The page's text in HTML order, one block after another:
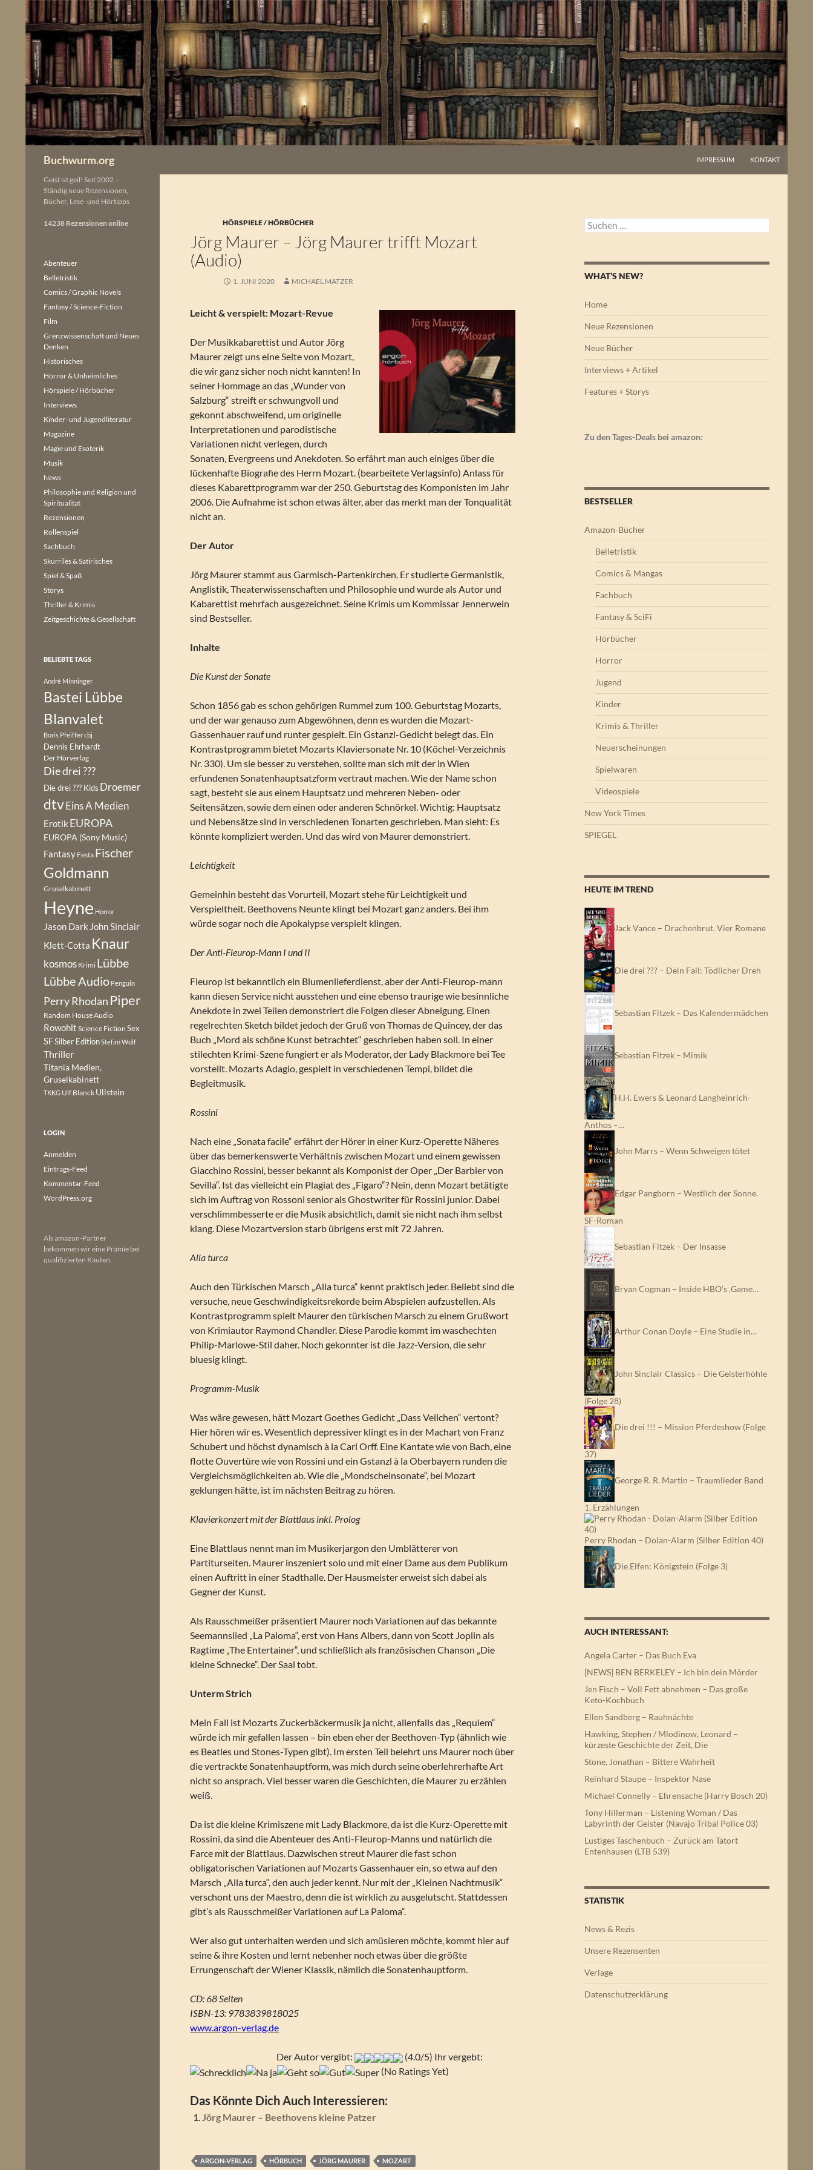
springen
Buchwurm.org IMPRESSUM KONTAKT
HÖRSPIELE / HÖRBÜCHER
Jörg Maurer – Jörg Maurer trifft Mozart
(Audio)
1. JUNI 2020 MICHAEL MATZER
Leicht & verspielt: Mozart-Revue
Der Musikkabarettist und Autor Jörg
Maurer zeigt uns eine Seite von Mozart,
die wir ganz sicher noch nicht kannten! In
seiner Hommage an das „Wunder von
Salzburg“ streift er schwungvoll und
gekonnt abschweifend, um originelle
Interpretationen und parodistische
Variationen nicht verlegen, durch
Sonaten, Evergreens und Anekdoten. So erfährt man auch einiges über die
lückenhafte Biografie des Herrn Mozart. (bearbeitete Verlagsinfo) Anlass für
dieses Kabarettprogramm war der 250. Geburtstag des Komponisten im Jahr
2006. Die Aufnahme ist schon etwas älter, aber das merkt man der Tonqualität
nicht an.
Der Autor
Jörg Maurer stammt aus Garmisch-Partenkirchen. Er studierte Germanistik,
Anglistik, Theaterwissenschaften und Philosophie und wurde als Autor und
Kabarettist mehrfach ausgezeichnet. Seine Krimis um Kommissar Jennerwein
sind Bestseller.
Inhalte
Die Kunst der Sonate
Schon 1856 gab es schon gehörigen Rummel zum 100. Geburtstag Mozarts,
und der war genauso zum Abgewöhnen, denn es wurden die Mozart-
Gassenhauer rauf und runter gespielt. Ein Gstanzl-Gedicht belegt das. Ein
Kontrastprogramm bietet Mozarts Klaviersonate Nr. 10 (Köchel-Verzeichnis
Nr. 330). Um sie besser zu verstehen, sollte man sich mit der in Wien
erfundenen Sonatenhauptsatzform vertraut machen. Wie der Name schon
sagt, besteht sie aus einem Hauptsatz und mehreren Neben- oder
Seitensätzen, sowie dem einen oder anderen Schnörkel. Wichtig: Hauptsatz
und Nebensätze sind in verschiedenen Tonarten geschrieben. Man sieht: Es
könnte kompliziert werden. Und das wird von Maurer demonstriert.
Leichtigkeit
Gemeinhin besteht das Vorurteil, Mozart stehe für Leichtigkeit und
Verspieltheit. Beethovens Neunte klingt bei Mozart ganz anders. Bei ihm
würde sogar noch die Apokalypse verspielt klingen.
Der Anti-Fleurop-Mann I und II
Fleurop ist bekanntlich ein Blumenlieferdienst, aber der Anti-Fleurop-mann
kann diesen Service nicht ausstehen und eine ebenso traurige wie besinnliche
Anekdote in zwei Teilen demonstriert die Folgen dieser Abneigung. Einen
regelrechten Sketch bildet jedoch der Gruß von Thomas de Quincey, der das
Buch „Mord als schöne Kunst betrachtet“ geschrieben haben soll. In einer
stilechten Krimi-Szene fungiert er als Moderator, der Lady Blackmore bei Tee
vorstellt. Mozarts Adagio, gespielt in verschiedenen Tempi, bildet die
Begleitmusik.
Rossini
Nach eine „Sonata facile“ erfährt der Hörer in einer Kurz-Operette Näheres
über das bemerkenswerte Verhältnis zwischen Mozart und einem gewissen
Giacchino Rossini, besser bekannt als Komponist der Oper „Der Barbier von
Sevilla“. Ist das vielleicht ein Plagiat des „Figaro“? Nein, denn Mozart betätigte
sich im Auftrag von Rossoni senior als Ghostwriter für Rossini junior. Dabei
verschlimmbesserte er die Musik absichtlich, damit sie nicht nach ihm selbst
klang. Diese Mozartversion starb übrigens erst mit 72 Jahren.
Alla turca
Auch den Türkischen Marsch „Alla turca“ kennt praktisch jeder. Beliebt sind die
versuche, neue Geschwindigkeitsrekorde beim Abspielen aufzustellen. Als
Kontrastprogramm spielt Maurer den türkischen Marsch zu einem Grußwort
von Krimiautor Raymond Chandler. Diese Parodie kommt im waschechten
Philip-Marlowe-Stil daher. Noch gekonnter ist die Jazz-Version, die sehr
bluesig klingt.
Programm-Musik
Was wäre gewesen, hätt Mozart Goethes Gedicht „Dass Veilchen“ vertont?
Hier hören wir es. Wesentlich depressiver klingt es in der Machart von Franz
Schubert und höchst dynamisch à la Carl Orff. Eine Kantate wie von Bach, eine
flotte Ouvertüre wie von Rossini und ein Gstanzl à la Oberbayern runden die
Vergleichsmöglichkeiten ab. Wie die „Mondscheinsonate“, bei Mozart
geklungen hätte, ist im nächsten Beitrag zu hören.
Klavierkonzert mit der Blattlaus inkl. Prolog
Eine Blattlaus nennt man im Musikerjargon den Umblätterer von
Partiturseiten. Maurer inszeniert solo und mit einer Dame aus dem Publikum
einen Auftritt in einer Stadthalle. Der Hausmeister erweist sich dabei als
Gegner der Kunst.
Als Rausschmeißer präsentiert Maurer noch Variationen auf das bekannte
Seemannslied „La Paloma“, erst von Hans Albers, dann von Scott Joplin als
Ragtime „The Entertainer“, und schließlich als französischen Chanson „Die
kleine Schnecke“. Der Saal tobt.
Unterm Strich
Mein Fall ist Mozarts Zuckerbäckermusik ja nicht, allenfalls das „Requiem“
würde ich mir gefallen lassen – bin eben eher der Beethoven-Typ (ähnlich wie
es Beatles und Stones-Typen gibt). Im ersten Teil belehrt uns Maurer noch über
die vertrackte Sonatenhauptform, was mich durch seine oberlehrerhafte Art
nicht so ansprach. Viel besser waren die Geschichten, die Maurer zu erzählen
weiß.
Da ist die kleine Krimiszene mit Lady Blackmore, da ist die Kurz-Operette mit
Rossini, da sind die Abenteuer des Anti-Fleurop-Manns und natürlich die
Farce mit der Blattlaus. Dazwischen streut Maurer die fast schon
obligatorischen Variationen auf Mozarts Gassenhauer ein, so etwa auf den
Marsch „Alla turca“, den auch jeder kennt. Nur mit der „Kleinen Nachtmusik“
verschont uns der Maestro, denn die ist wirklich zu ausgelutscht. Stattdessen
gibt’s als Rausschmeißer Variationen auf La Paloma“.
Wer also gut unterhalten werden und sich amüsieren möchte, kommt hier auf
seine & ihre Kosten und lernt nebenher noch etwas über die größte
Errungenschaft der Wiener Klassik, nämlich die Sonatenhauptform.
CD: 68 Seiten
ISBN-13: 9783839818025
www.argon-verlag.de
Der Autor vergibt:
(4.0/5) Ihr vergebt:
(No Ratings Yet)
Das Könnte Dich Auch Interessieren:
Jörg Maurer – Beethovens kleine Patzer
ARGON-VERLAG HÖRBUCH JÖRG MAURER MOZART
Suchen
nach:
WHAT’S NEW?
Home
Neue Rezensionen
Neue Bücher
Interviews + Artikel
Features + Storys
Zu den Tages-Deals bei amazon:
BESTSELLER
Amazon-Bücher
Belletristik
Comics & Mangas
Fachbuch
Fantasy & SciFi
Hörbücher
Horror
Jugend
Kinder
Krimis & Thriller
Neuerscheinungen
Spielwaren
Videospiele
New York Times
SPIEGEL
HEUTE IM TREND
Jack Vance – Drachenbrut. Vier Romane
Die drei ??? – Dein Fall: Tödlicher Dreh
Sebastian Fitzek – Das Kalendermädchen
Sebastian Fitzek – Mimik
H.H. Ewers & Leonard Langheinrich-
Anthos –…
John Marrs – Wenn Schweigen tötet
Edgar Pangborn – Westlich der Sonne.
SF-Roman
Sebastian Fitzek – Der Insasse
Bryan Cogman – Inside HBO’s ‚Game…
Arthur Conan Doyle – Eine Studie in…
John Sinclair Classics – Die Geisterhöhle
(Folge 28)
Die drei !!! – Mission Pferdeshow (Folge
37)
George R. R. Martin – Traumlieder Band
1. Erzählungen
Perry Rhodan – Dolan-Alarm (Silber Edition 40)
Die Elfen: Königstein (Folge 3)
AUCH INTERESSANT:
Angela Carter – Das Buch Eva
[NEWS] BEN BERKELEY – Ich bin dein Mörder
Jen Fisch – Voll Fett abnehmen – Das große
Keto-Kochbuch
Ellen Sandberg – Rauhnächte
Hawking, Stephen / Mlodinow, Leonard –
kürzeste Geschichte der Zeit, Die
Stone, Jonathan – Bittere Wahrheit
Reinhard Staupe – Inspektor Nase
Michael Connelly – Ehrensache (Harry Bosch 20)
Tony Hillerman – Listening Woman / Das
Labyrinth der Geister (Navajo Tribal Police 03)
Lustiges Taschenbuch – Zurück am Tatort
Entenhausen (LTB 539)
STATISTIK
News & Rezis
Unsere Rezensenten
Verlage
Datenschutzerklärung
Geist ist geil! Seit 2002 –
Ständig neue Rezensionen,
Bücher, Lese- und Hörtipps
14238 Rezensionen online
Abenteuer
Belletristik
Comics / Graphic Novels
Fantasy / Science-Fiction
Film
Grenzwissenschaft und Neues
Denken
Historisches
Horror & Unheimliches
Hörspiele / Hörbücher
Interviews
Kinder- und Jugendliteratur
Magazine
Magie und Esoterik
Musik
News
Philosophie und Religion und
Spiritualität
Rezensionen
Rollenspiel
Sachbuch
Skurriles & Satirisches
Spiel & Spaß
Storys
Thriller & Krimis
Zeitgeschichte & Gesellschaft
BELIEBTE TAGS
André Minninger
Bastei Lübbe
Blanvalet
Boris Pfeiffercbj
Dennis Ehrhardt
Der Hörverlag
Die drei ???
Die drei ??? Kids Droemer
dtvEins A Medien
Erotik EUROPA
EUROPA (Sony Music)
Fantasy Festa Fischer
Goldmann
Gruselkabinett
Heyne Horror
Jason Dark John Sinclair
Klett-Cotta Knaur
kosmos Krimi Lübbe
Lübbe Audio Penguin
Perry Rhodan Piper
Random House Audio
Rowohlt Science Fiction Sex
SFSilber EditionStefan Wolf
Thriller
Titania Medien,
Gruselkabinett
TKKG Ulf Blanck Ullstein
LOGIN
Anmelden
Eintrags-Feed
Kommentar-Feed
WordPress.org
Als amazon-Partner
bekommen wir eine Prämie bei
qualifizierten Käufen.